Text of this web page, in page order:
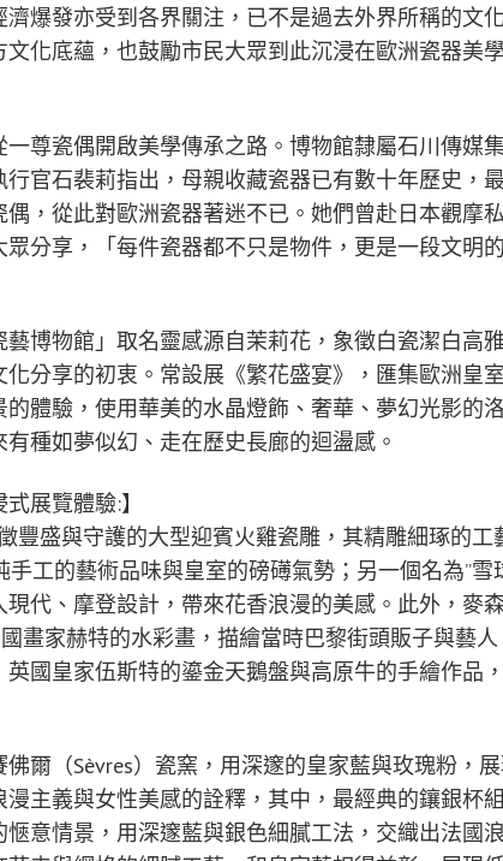
爆發亦受到各界關注，已不是過去外界所稱的文
化底蘊，也鼓勵市民大眾到此沉浸在歐洲瓷器美
一尊瓷偶開啟美學傳承之路。博物館隸屬石川傳媒
官石裴莉指出，母親收藏瓷器已有數十年歷史，
，從此對歐洲瓷器著迷不已。她們曾赴日本觀摩
分享，「每件瓷器都不只是物件，更是一段文明
博物館」取名靈感源自茉莉花，象徵白瓷潔白高
分享的初衷。常設展《繁花盛宴》，匯集歐洲皇
體驗，使用華美的水晶燈飾、奢華、夢幻光影的
種如夢似幻、走在歷史長廊的迴盪感。
展覽體驗:】
豐盛與守護的大型迎賓火雞瓷雕，其精雕細琢的工
工的藝術品味與皇室的磅礡氣勢；另一個名為”雪
代、摩登設計，帶來花香浪漫的美感。此外，麥
畫家赫特的水彩畫，描繪當時巴黎街頭販子與藝
國皇家伍斯特的鎏金天鵝盤與高原牛的手繪作品
爾（Sèvres）瓷窯，用深邃的皇家藍與玫瑰粉，
主義與女性美感的詮釋，其中，最經典的鑲銀杯
意情景，用深邃藍與銀色細膩工法，交織出法國